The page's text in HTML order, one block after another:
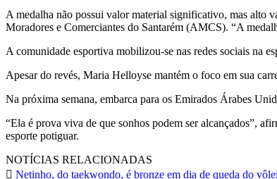
A medalha não possui valor material significativo, mas alto
Moradores e Comerciantes do Santarém (AMCS). “A
A comunidade esportiva mobilizou-se nas redes sociais na
Apesar do revés, Maria Helloyse mantém o foco em sua
Na próxima semana, embarca para os Emirados Árabes
“Ela é prova viva de que sonhos podem ser alcançados”,
esporte potiguar.
NOTÍCIAS RELACIONADAS
Netinho, do taekwondo, é bronze em dia de queda do